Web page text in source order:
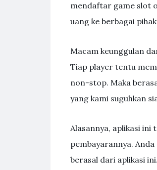
mеndаftаr gаmе ѕlоt
uang ke berbagai
Macam keunggulan
Tiap player tentu
non-stop. Maka
yang kami suguhkan
Alasannya, aplikasi ini
pembayarannya.
berasal dari aplikasi